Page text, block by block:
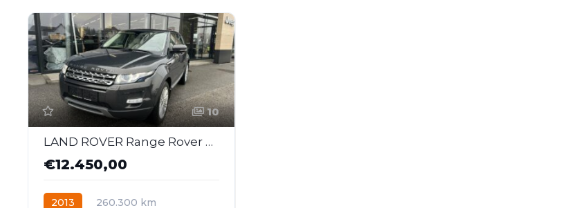
10
LAND ROVER Range Rover Evoque Prestige 2,2 TD4
€12.450,00
2013 260.300 km